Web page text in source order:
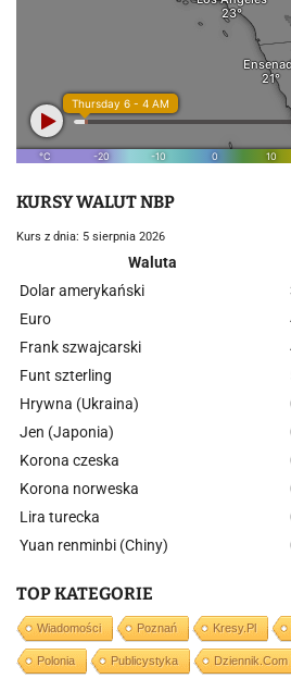
KURSY WALUT NBP
Kurs z dnia: 5 sierpnia 2026
Waluta
Dolar amerykański
Euro
Frank szwajcarski
Funt szterling
Hrywna (Ukraina)
Jen (Japonia)
Korona czeska
Korona norweska
Lira turecka
Yuan renminbi (Chiny)
TOP KATEGORIE
Wiadomości Poznań Kresy.pl
Polonia Publicystyka Dziennik.com